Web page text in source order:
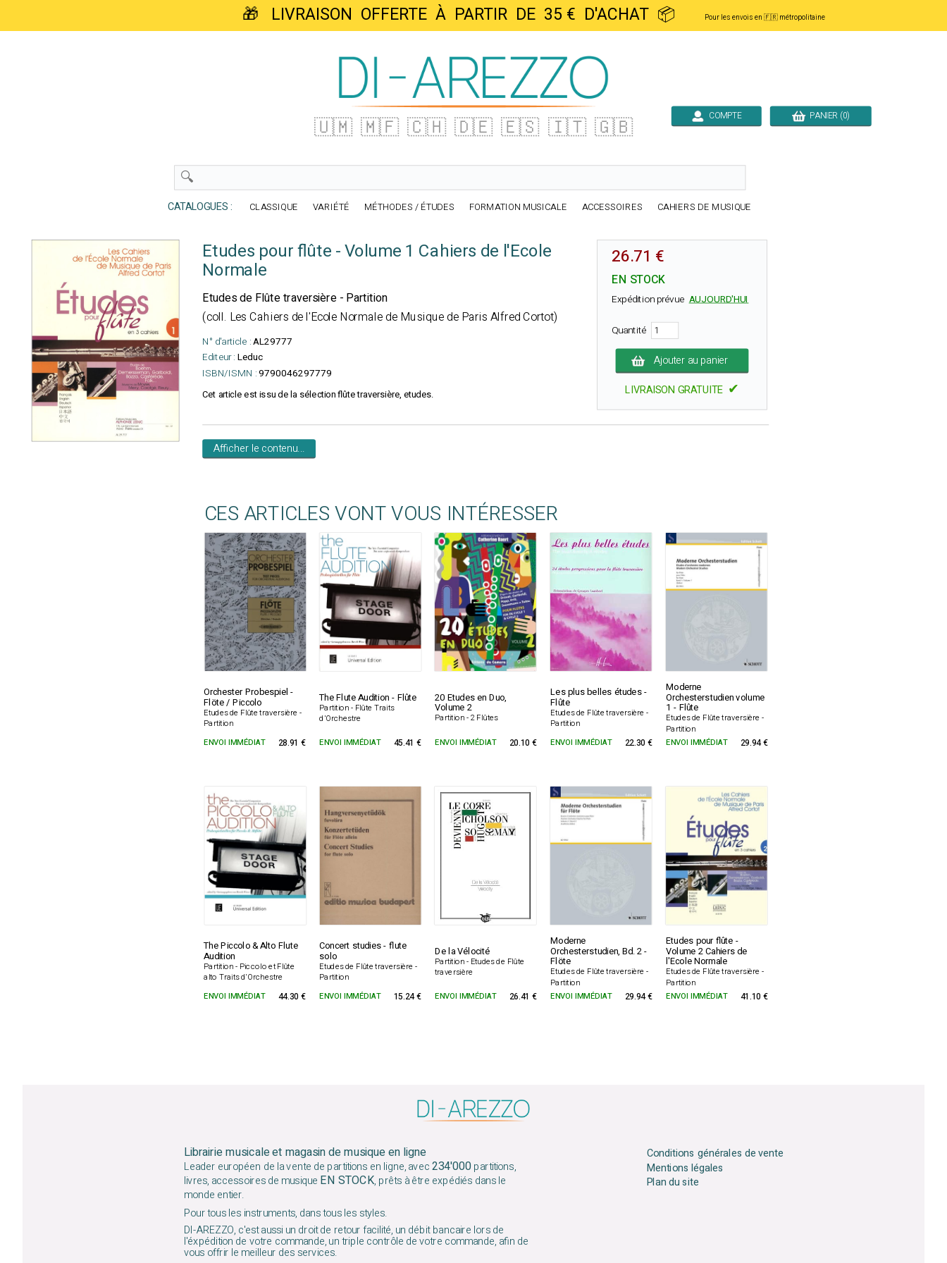
🎁 LIVRAISON OFFERTE À PARTIR DE 35 € D'ACHAT 📦 Pour les envois en 🇫🇷 métropolitaine
🇺🇲 🇲🇫 🇨🇭 🇩🇪 🇪🇸 🇮🇹 🇬🇧 COMPTE PANIER (0)
CATALOGUES : CLASSIQUE VARIÉTÉ MÉTHODES / ÉTUDES FORMATION MUSICALE ACCESSOIRES CAHIERS DE MUSIQUE
Etudes pour flûte - Volume 1 Cahiers de l'Ecole
Normale
Etudes de Flûte traversière - Partition
(coll. Les Cahiers de l'Ecole Normale de Musique de Paris Alfred Cortot)
N° d'article :AL29777
Editeur : Leduc
ISBN/ISMN :9790046297779
Cet article est issu de la sélection flûte traversière, etudes.
26.71 €
EN STOCK
Expédition prévueAUJOURD'HUI
Quantité
Ajouter au panier
LIVRAISON GRATUITE ✔
Afficher le contenu...
CES ARTICLES VONT VOUS INTÉRESSER
Orchester Probespiel -
Flöte / Piccolo
Etudes de Flûte traversière -
Partition
The Flute Audition - Flûte
Partition - Flûte Traits
d'Orchestre
20 Etudes en Duo,
Volume 2
Partition - 2 Flûtes
Les plus belles études -
Flûte
Etudes de Flûte traversière -
Partition
Moderne
Orchesterstudien volume
1 - Flûte
Etudes de Flûte traversière -
Partition
ENVOI IMMÉDIAT 28.91 € ENVOI IMMÉDIAT 45.41 € ENVOI IMMÉDIAT 20.10 € ENVOI IMMÉDIAT 22.30 € ENVOI IMMÉDIAT 29.94 €
The Piccolo & Alto Flute
Audition
Partition - Piccolo et Flûte
alto Traits d'Orchestre
Concert studies - flute
solo
Etudes de Flûte traversière -
Partition
De la Vélocité
Partition - Etudes de Flûte
traversière
Moderne
Orchesterstudien, Bd. 2 -
Flöte
Etudes de Flûte traversière -
Partition
Etudes pour flûte -
Volume 2 Cahiers de
l'Ecole Normale
Etudes de Flûte traversière -
Partition
ENVOI IMMÉDIAT 44.30 € ENVOI IMMÉDIAT 15.24 € ENVOI IMMÉDIAT 26.41 € ENVOI IMMÉDIAT 29.94 € ENVOI IMMÉDIAT 41.10 €
Librairie musicale et magasin de musique en ligne
Leader européen de la vente de partitions en ligne, avec234'000partitions,
livres, accessoires de musique EN STOCK, prêts à être expédiés dans le
monde entier.
Pour tous les instruments, dans tous les styles.
DI-AREZZO, c'est aussi un droit de retour facilité, un débit bancaire lors de
l'éxpédition de votre commande, un triple contrôle de votre commande, afin de
vous offrir le meilleur des services.
Conditions générales de vente
Mentions légales
Plan du site